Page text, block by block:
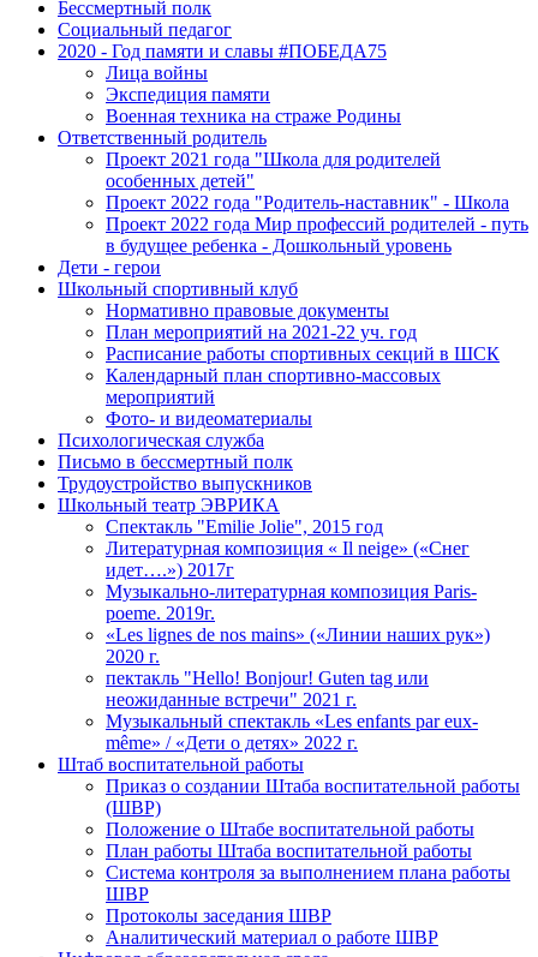
Бессмертный полк
Социальный педагог
2020 - Год памяти и славы #ПОБЕДА75
Лица войны
Экспедиция памяти
Военная техника на страже Родины
Ответственный родитель
Проект 2021 года "Школа для родителей
особенных детей"
Проект 2022 года "Родитель-наставник" - Школа
Проект 2022 года Мир профессий родителей - путь
в будущее ребенка - Дошкольный уровень
Дети - герои
Школьный спортивный клуб
Нормативно правовые документы
План мероприятий на 2021-22 уч. год
Расписание работы спортивных секций в ШСК
Календарный план спортивно-массовых
мероприятий
Фото- и видеоматериалы
Психологическая служба
Письмо в бессмертный полк
Трудоустройство выпускников
Школьный театр ЭВРИКА
Спектакль "Emilie Jolie", 2015 год
Литературная композиция « Il neige» («Снег
идет….») 2017г
Музыкально-литературная композиция Paris-
poeme. 2019г.
«Les lignes de nos mains» («Линии наших рук»)
2020 г.
пектакль "Hello! Bonjour! Guten tag или
неожиданные встречи" 2021 г.
Музыкальный спектакль «Les enfants par eux-
même» / «Дети о детях» 2022 г.
Штаб воспитательной работы
Приказ о создании Штаба воспитательной работы
(ШВР)
Положение о Штабе воспитательной работы
План работы Штаба воспитательной работы
Система контроля за выполнением плана работы
ШВР
Протоколы заседания ШВР
Аналитический материал о работе ШВР